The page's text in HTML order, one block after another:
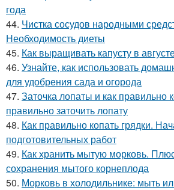
года
44. Чистка сосудов народными
Необходимость диеты
45. Как выращивать капусту в
46. Узнайте, как использовать
для удобрения сада и огорода
47. Заточка лопаты и как правильно
правильно заточить лопату
48. Как правильно копать грядки.
подготовительных работ
49. Как хранить мытую морковь.
сохранения мытого корнеплода
50. Морковь в холодильнике: мыть